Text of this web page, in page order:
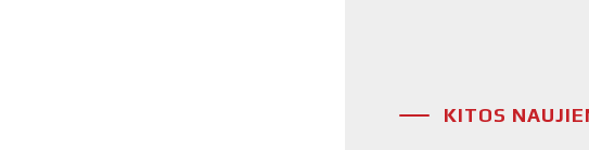
KITOS